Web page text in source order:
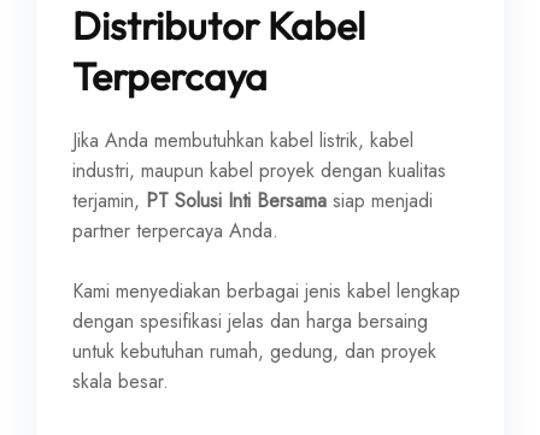
Distributor Kabel
Terpercaya
Jika Anda membutuhkan kabel listrik, kabel
industri, maupun kabel proyek dengan kualitas
terjamin, PT Solusi Inti Bersama siap menjadi
partner terpercaya Anda.
Kami menyediakan berbagai jenis kabel lengkap
dengan spesifikasi jelas dan harga bersaing
untuk kebutuhan rumah, gedung, dan proyek
skala besar.